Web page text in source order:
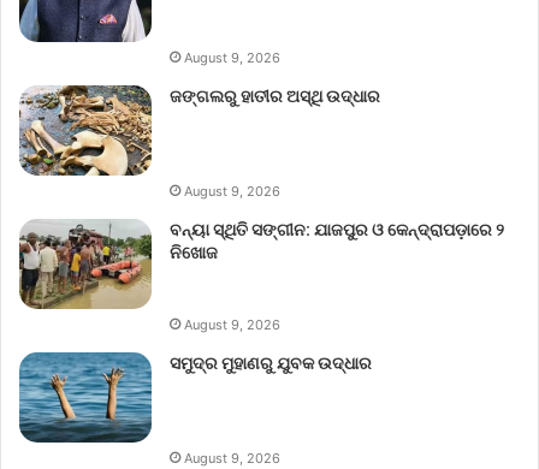
August 9, 2026
ଜଙ୍ଗଲରୁ ହାତୀର ଅସ୍ଥି ଉଦ୍ଧାର
August 9, 2026
ବନ୍ୟା ସ୍ଥିତି ସଙ୍ଗୀନ: ଯାଜପୁର ଓ କେନ୍ଦ୍ରାପଡ଼ାରେ ୨
ନିଖୋଜ
August 9, 2026
ସମୁଦ୍ର ମୁହାଣରୁ ଯୁବକ ଉଦ୍ଧାର
August 9, 2026